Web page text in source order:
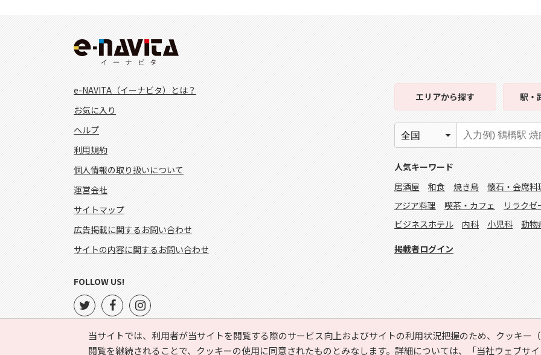
当サイトでは、利用者が当サイトを閲覧する際のサービス向上およびサイトの利用状況把握のため、クッキー
閲覧を継続されることで、クッキーの使用に同意されたものとみなします。詳細については、
「当社ウェブサ
e-NAVITA（イーナビタ）とは？
お気に入り
ヘルプ
利用規約
個人情報の取り扱いについて
運営会社
サイトマップ
広告掲載に関するお問い合わせ
サイトの内容に関するお問い合わせ
エリアから探す 駅・
人気キーワード
居酒屋
和食 焼き鳥 懐石・会席料
アジア料理
喫茶・カフェ リラクゼ
ビジネスホテル
内科 小児科 動物
掲載者ログイン
FOLLOW US!
Copyright © HYOJITO.Co.,Ltd. All Rights Reserved.